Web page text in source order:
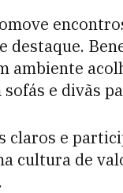
destaque.
ambiente
sofás e divãs
claros e
cultura de